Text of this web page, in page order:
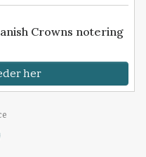
Crowns notering
her